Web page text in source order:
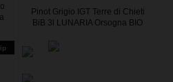
Pinot Grigio IGT Terre di Chieti
BiB 3l LUNARIA Orsogna BIO